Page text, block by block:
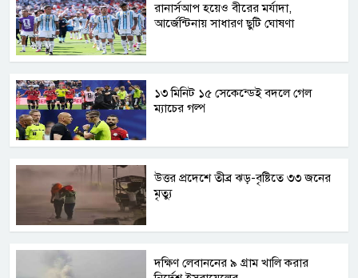
রানার্সআপ হয়েও বীরের মর্যাদা,
আর্জেন্টিনায় সাধারণ ছুটি ঘোষণা
১৩ মিনিট ১৫ সেকেন্ডেই বদলে গেল
ম্যাচের গল্প
উত্তর প্রদেশে তীব্র ঝড়-বৃষ্টিতে ৩৩ জনের
মৃত্যু
দক্ষিণ লেবাননের ৯ গ্রাম খালি করার